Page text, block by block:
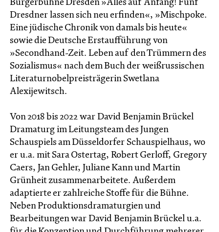
Bürgerbühne Dresden »Alles auf Anfang! Fünf
Dresdner lassen sich neu erfinden«, »Mischpoke.
Eine jüdische Chronik von damals bis heute«
sowie die Deutsche Erstaufführung von
»Secondhand-Zeit. Leben auf den Trümmern des
Sozialismus« nach dem Buch der weißrussischen
Literaturnobelpreisträgerin Swetlana
Alexijewitsch.
Von 2018 bis 2022 war David Benjamin Brückel
Dramaturg im Leitungsteam des Jungen
Schauspiels am Düsseldorfer Schauspielhaus, wo
er u.a. mit Sara Ostertag, Robert Gerloff, Gregory
Caers, Jan Gehler, Juliane Kann und Martin
Grünheit zusammenarbeitete. Außerdem
adaptierte er zahlreiche Stoffe für die Bühne.
Neben Produktionsdramaturgien und
Bearbeitungen war David Benjamin Brückel u.a.